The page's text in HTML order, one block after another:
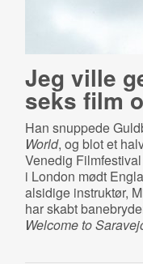
Jeg ville
seks film
Han snuppede
World, og blot et
Venedig
i London mødt
alsidige instruktør,
har skabt
Welcome to